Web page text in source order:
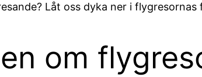
Låt oss dyka ner i flygresornas
om